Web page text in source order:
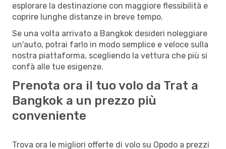
esplorare la destinazione con maggiore flessibilità e
coprire lunghe distanze in breve tempo.
Se una volta arrivato a Bangkok desideri noleggiare
un'auto, potrai farlo in modo semplice e veloce sulla
nostra piattaforma, scegliendo la vettura che più si
confà alle tue esigenze.
Prenota ora il tuo volo da Trat a
Bangkok a un prezzo più
conveniente
Trova ora le migliori offerte di volo su Opodo a prezzi